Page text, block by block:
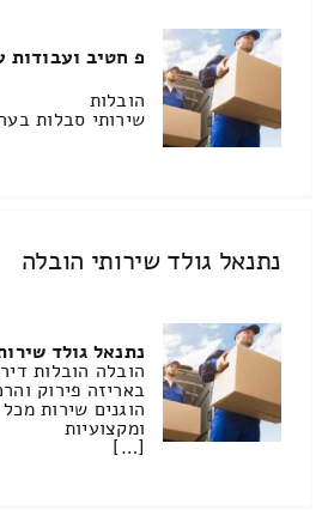
פ חטיב ועבודות
הובלות
שירותי סבלות
נתנאל גולד שירותי הובלה
נתנאל גולד
הובלה הובלות
באריזה פירוק
הוגנים שירות
ומקצועיות
[…]